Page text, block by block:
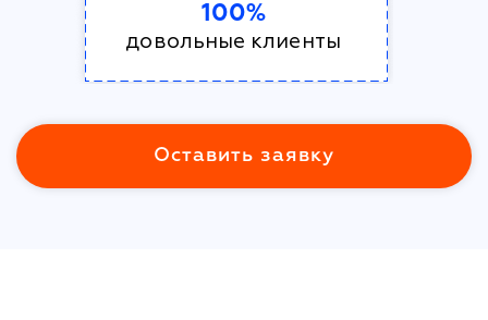
100%
довольные клиенты
Оставить заявку